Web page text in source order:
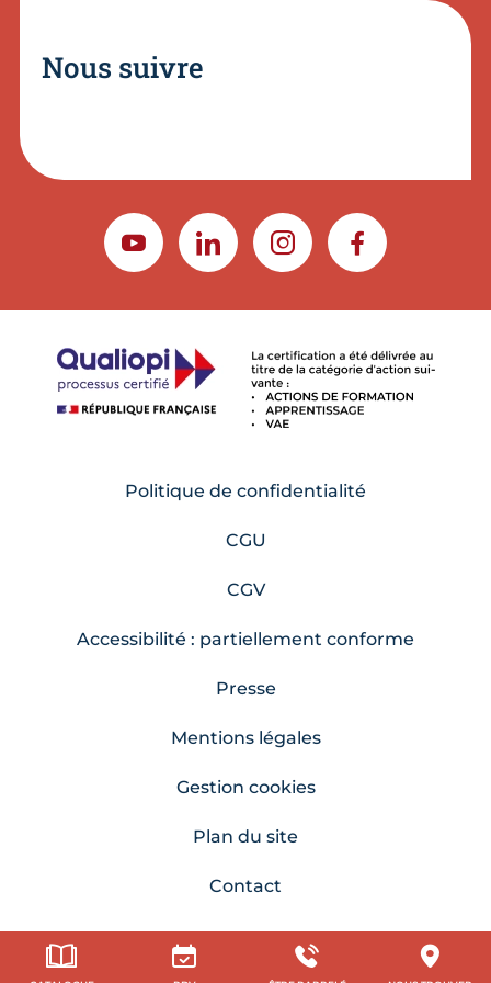
Nous suivre
YOUTUBELINKEDININSTAGRAMFACEBOOK
Politique de confidentialité
CGU
CGV
Accessibilité : partiellement conforme
Presse
Mentions légales
Gestion cookies
Plan du site
Contact